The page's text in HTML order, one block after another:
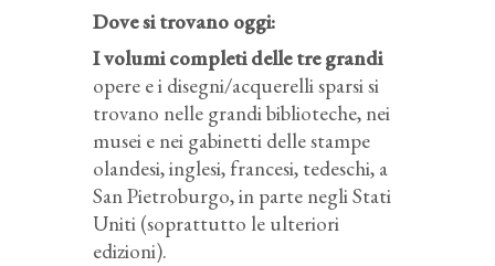
Dove si trovano oggi:
I volumi completi delle tre grandi
opere e i disegni/acquerelli sparsi si
trovano nelle grandi biblioteche, nei
musei e nei gabinetti delle stampe
olandesi, inglesi, francesi, tedeschi, a
San Pietroburgo, in parte negli Stati
Uniti (soprattutto le ulteriori
edizioni).